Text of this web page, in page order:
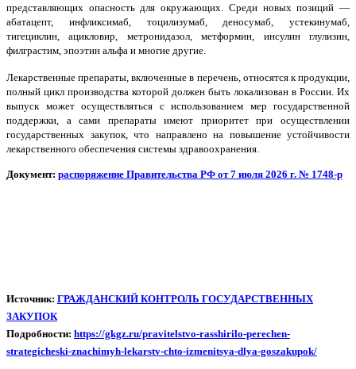
представляющих опасность для окружающих. Среди новых позиций —
абатацепт, инфликсимаб, тоцилизумаб, деносумаб, устекинумаб,
тигециклин, ацикловир, метронидазол, метформин, инсулин глулизин,
филграстим, эпоэтин альфа и многие другие.
Лекарственные препараты, включенные в перечень, относятся к продукции,
полный цикл производства которой должен быть локализован в России. Их
выпуск может осуществляться с использованием мер государственной
поддержки, а сами препараты имеют приоритет при осуществлении
государственных закупок, что направлено на повышение устойчивости
лекарственного обеспечения системы здравоохранения.
Документ: распоряжение Правительства РФ от 7 июля 2026 г. № 1748-р
Источник: ГРАЖДАНСКИЙ КОНТРОЛЬ ГОСУДАРСТВЕННЫХ
ЗАКУПОК
Подробности: https://gkgz.ru/pravitelstvo-rasshirilo-perechen-
strategicheski-znachimyh-lekarstv-chto-izmenitsya-dlya-goszakupok/